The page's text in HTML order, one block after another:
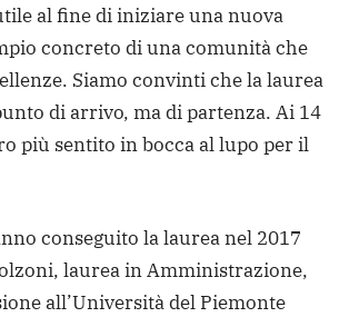
al fine di iniziare una nuova
concreto di una comunità che
Siamo convinti che la laurea
di arrivo, ma di partenza. Ai 14
più sentito in bocca al lupo per il
conseguito la laurea nel 2017
laurea in Amministrazione,
all’Università del Piemonte